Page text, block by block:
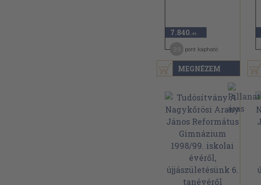
MEGNÉZEM
7.840 ,-Ft
pont kapható